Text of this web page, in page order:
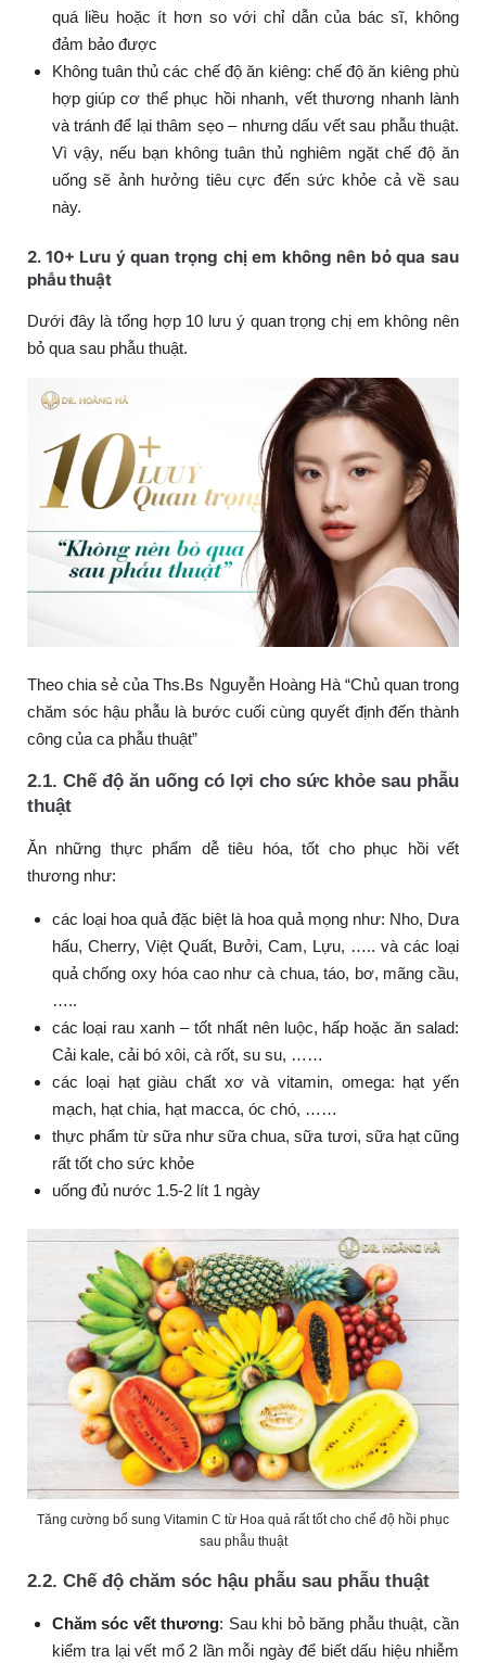
quá liều hoặc ít hơn so với chỉ dẫn của bác sĩ, không
đảm bảo được
Không tuân thủ các chế độ ăn kiêng: chế độ ăn kiêng phù
hợp giúp cơ thể phục hồi nhanh, vết thương nhanh lành
và tránh để lại thâm sẹo – nhưng dấu vết sau phẫu thuật.
Vì vậy, nếu bạn không tuân thủ nghiêm ngặt chế độ ăn
uống sẽ ảnh hưởng tiêu cực đến sức khỏe cả về sau
này.
2. 10+ Lưu ý quan trọng chị em không nên bỏ qua sau
phẫu thuật
Dưới đây là tổng hợp 10 lưu ý quan trọng chị em không nên
bỏ qua sau phẫu thuật.
Theo chia sẻ của Ths.Bs Nguyễn Hoàng Hà “Chủ quan trong
chăm sóc hậu phẫu là bước cuối cùng quyết định đến thành
công của ca phẫu thuật”
2.1. Chế độ ăn uống có lợi cho sức khỏe sau phẫu
thuật
Ăn những thực phẩm dễ tiêu hóa, tốt cho phục hồi vết
thương như:
các loại hoa quả đặc biệt là hoa quả mọng như: Nho, Dưa
hấu, Cherry, Việt Quất, Bưởi, Cam, Lựu, ….. và các loại
quả chống oxy hóa cao như cà chua, táo, bơ, mãng cầu,
…..
các loại rau xanh – tốt nhất nên luộc, hấp hoặc ăn salad:
Cải kale, cải bó xôi, cà rốt, su su, ……
các loại hạt giàu chất xơ và vitamin, omega: hạt yến
mạch, hạt chia, hạt macca, óc chó, ……
thực phẩm từ sữa như sữa chua, sữa tươi, sữa hạt cũng
rất tốt cho sức khỏe
uống đủ nước 1.5-2 lít 1 ngày
Tăng cường bổ sung Vitamin C từ Hoa quả rất tốt cho chế độ hồi phục
sau phẫu thuật
2.2. Chế độ chăm sóc hậu phẫu sau phẫu thuật
Chăm sóc vết thương: Sau khi bỏ băng phẫu thuật, cần
kiểm tra lại vết mổ 2 lần mỗi ngày để biết dấu hiệu nhiễm